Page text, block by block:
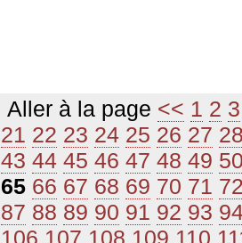
Aller à la page << 1 2 3
21 22 23 24 25 26 27
43 44 45 46 47 48 49
65 66 67 68 69 70 71
87 88 89 90 91 92 93
106 107 108 109 110